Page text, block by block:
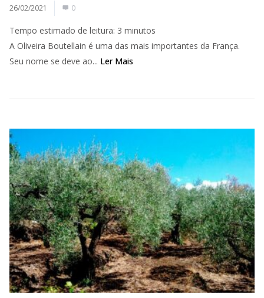
26/02/2021 0
Tempo estimado de leitura: 3 minutos
A Oliveira Boutellain é uma das mais importantes da França.
Seu nome se deve ao... Ler Mais